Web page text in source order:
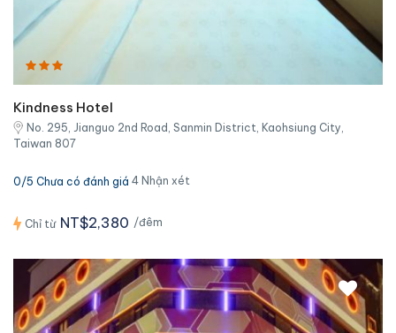
Kindness Hotel
No. 295, Jianguo 2nd Road, Sanmin District, Kaohsiung City,
Taiwan 807
0/5 Chưa có đánh giá 4 Nhận xét
Chỉ từ NT$2,380 /đêm